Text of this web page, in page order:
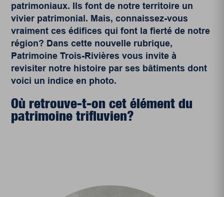
patrimoniaux. Ils font de notre territoire un
vivier patrimonial. Mais, connaissez-vous
vraiment ces édifices qui font la fierté de notre
région? Dans cette nouvelle rubrique,
Patrimoine Trois-Rivières vous invite à
revisiter notre histoire par ses bâtiments dont
voici un indice en photo.
Où retrouve-t-on cet élément du
patrimoine trifluvien?